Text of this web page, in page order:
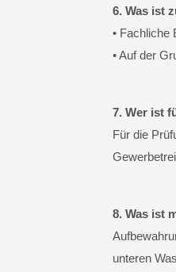
6. Was ist
• Fachliche
• Auf der
7. Wer ist
Für die
8. Was ist
unteren